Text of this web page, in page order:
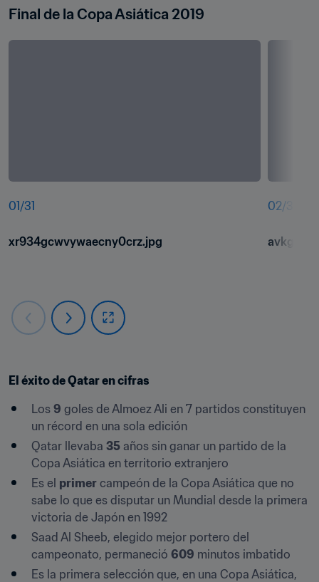
Final de la Copa Asiática 2019
01 /31
xr934gcwvywaecny0crz.jpg
02/31
El éxito de Qatar en cifras
Los 9 goles de Almoez Ali en 7 partidos constituyen
un récord en una sola edición
Qatar llevaba 35 años sin ganar un partido de la
Copa Asiática en territorio extranjero
Es el primer campeón de la Copa Asiática que no
sabe lo que es disputar un Mundial desde la primera
victoria de Japón en 1992
Saad Al Sheeb, elegido mejor portero del
campeonato, permaneció 609 minutos imbatido
Es la primera selección que, en una Copa Asiática,